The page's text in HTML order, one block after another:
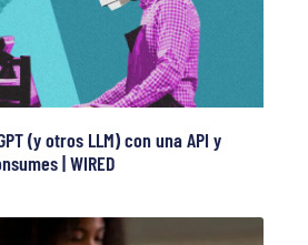
(y otros LLM) con una API y
| WIRED